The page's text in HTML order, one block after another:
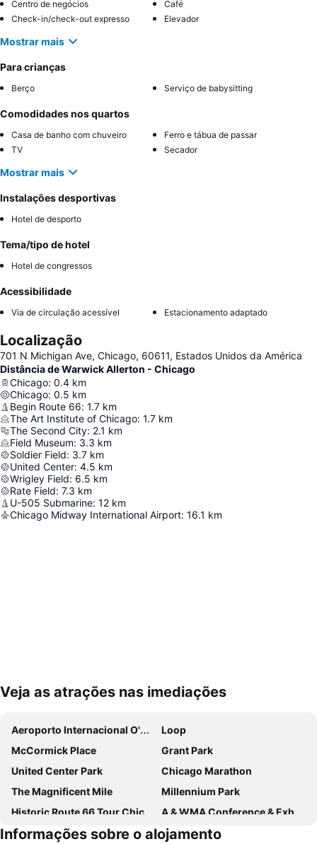
Centro de negócios
Café
Check-in/check-out expresso
Elevador
Mostrar mais
Para crianças
Berço Serviço de babysitting
Comodidades nos quartos
Casa de banho com chuveiro
Ferro e tábua de passar
TV
Secador
Mostrar mais
Instalações desportivas
Hotel de desporto
Tema/tipo de hotel
Hotel de congressos
Acessibilidade
Via de circulação acessível Estacionamento adaptado
Localização
701 N Michigan Ave, Chicago, 60611, Estados Unidos da América
Distância de Warwick Allerton - Chicago
Chicago: 0.4 km
Chicago: 0.5 km
Begin Route 66: 1.7 km
The Art Institute of Chicago: 1.7 km
The Second City: 2.1 km
Field Museum: 3.3 km
Soldier Field: 3.7 km
United Center: 4.5 km
Wrigley Field: 6.5 km
Rate Field: 7.3 km
U-505 Submarine: 12 km
Chicago Midway International Airport: 16.1 km
Ampliar mapa
Veja as atrações nas imediações
Aeroporto Internacional O'Hare
Loop
McCormick Place
Grant Park
United Center Park
Chicago Marathon
The Magnificent Mile
Millennium Park
Historic Route 66 Tour Chicago
A & WMA Conference & Exhibition
77 West Wacker Drive
Lincoln Park Zoo
Informações sobre o alojamento